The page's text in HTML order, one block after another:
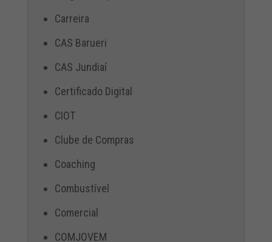
Carreira
CAS Barueri
CAS Jundiaí
Certificado Digital
CIOT
Clube de Compras
Coaching
Combustível
Comercial
COMJOVEM